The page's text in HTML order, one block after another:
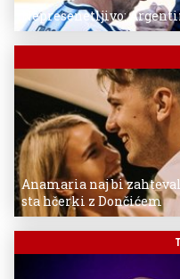
Nepresenetljivo:
Anamaria naj bi
sta hčerki z Dončićem